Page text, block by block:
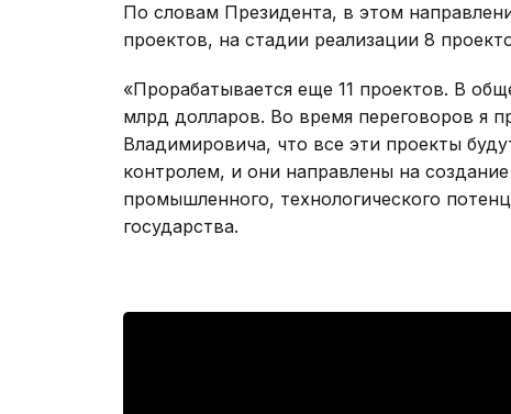
По словам Президента, в этом
проектов, на стадии реализации 8
«Прорабатывается еще 11 проектов. В
млрд долларов. Во время переговоров я
Владимировича, что все эти проекты
контролем, и они направлены на
промышленного, технологического
государства.